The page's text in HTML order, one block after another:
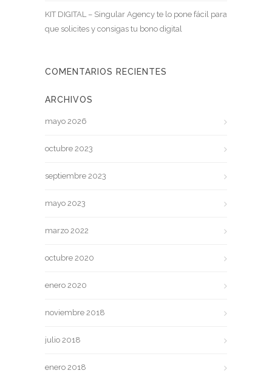
KIT DIGITAL – Singular Agency te lo pone fácil para
que solicites y consigas tu bono digital
COMENTARIOS RECIENTES
ARCHIVOS
mayo 2026
octubre 2023
septiembre 2023
mayo 2023
marzo 2022
octubre 2020
enero 2020
noviembre 2018
julio 2018
enero 2018